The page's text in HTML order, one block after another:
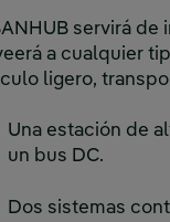
servirá
a cualquier
ligero,
Una estación de
un bus DC.
Dos sistemas